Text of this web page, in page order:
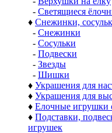
- Светящиеся
♦ Снежинки,
- Снежинки
- Сосульки
- Подвески
- Звезды
- Шишки
♦ Украшения для
♦ Украшения для
♦ Елочные игрушки
♦ Подставки,
игрушек